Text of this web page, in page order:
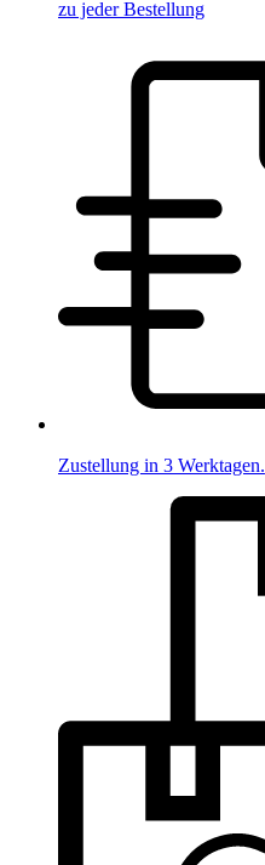
zu jeder Bestellung
Zustellung in 3 Werktagen.